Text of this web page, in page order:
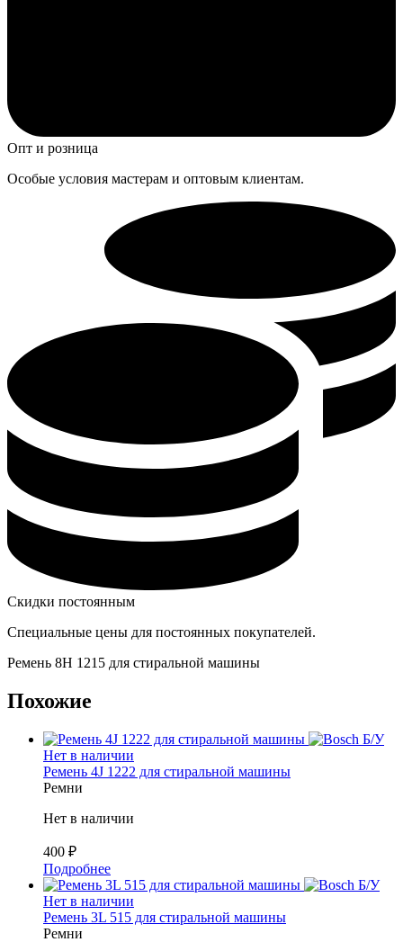
Опт и розница
Особые условия мастерам и оптовым клиентам.
Скидки постоянным
Специальные цены для постоянных покупателей.
Ремень 8H 1215 для стиральной машины
Похожие
Б/У
Нет в наличии
Ремень 4J 1222 для стиральной машины
Ремни
Нет в наличии
400 ₽
Подробнее
Б/У
Нет в наличии
Ремень 3L 515 для стиральной машины
Ремни